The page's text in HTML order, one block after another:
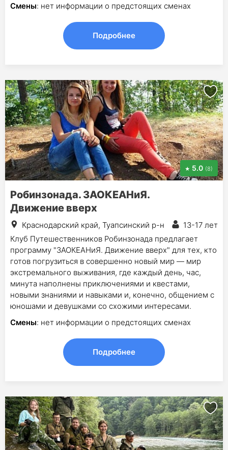
Смены: нет информации о предстоящих сменах
Подробнее
5.0 (8)
Робинзонада. ЗАОКЕАНиЯ.
Движение вверх
Краснодарский край, Туапсинский р-н
13-17 лет
Клуб Путешественников Робинзонада предлагает
программу "ЗАОКЕАНиЯ. Движение вверх" для тех, кто
готов погрузиться в совершенно новый мир — мир
экстремального выживания, где каждый день, час,
минута наполнены приключениями и квестами,
новыми знаниями и навыками и, конечно, общением с
юношами и девушками со схожими интересами.
Смены: нет информации о предстоящих сменах
Подробнее